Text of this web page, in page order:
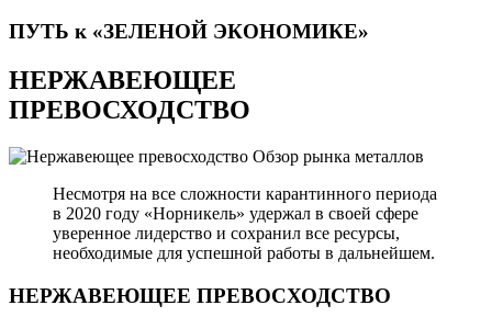
ПУТЬ к «ЗЕЛЕНОЙ ЭКОНОМИКЕ»
НЕРЖАВЕЮЩЕЕ
ПРЕВОСХОДСТВО
Обзор рынка металлов
Несмотря на все сложности карантинного периода
в 2020 году «Норникель» удержал в своей сфере
уверенное лидерство и сохранил все ресурсы,
необходимые для успешной работы в дальнейшем.
НЕРЖАВЕЮЩЕЕ ПРЕВОСХОДСТВО